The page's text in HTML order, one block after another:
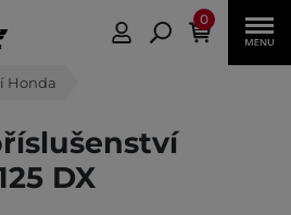
0
Honda
DX